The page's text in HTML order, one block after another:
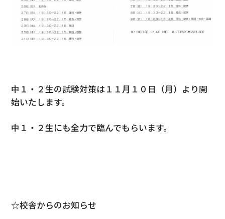
中１・２生の試験対策は１１月１０日（月）より開
始いたします。
中１・２生にも全力で臨んでもらいます。
☆校舎からのお知らせ